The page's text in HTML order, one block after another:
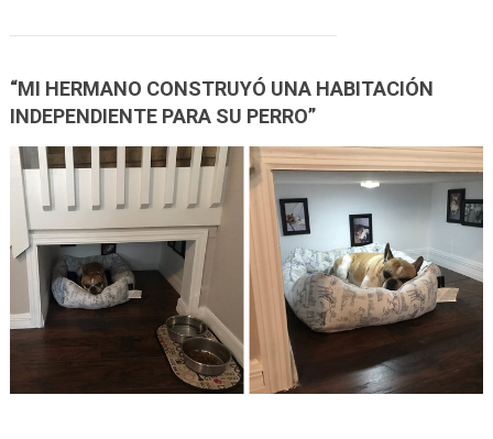
“MI HERMANO CONSTRUYÓ UNA HABITACIÓN
INDEPENDIENTE PARA SU PERRO”